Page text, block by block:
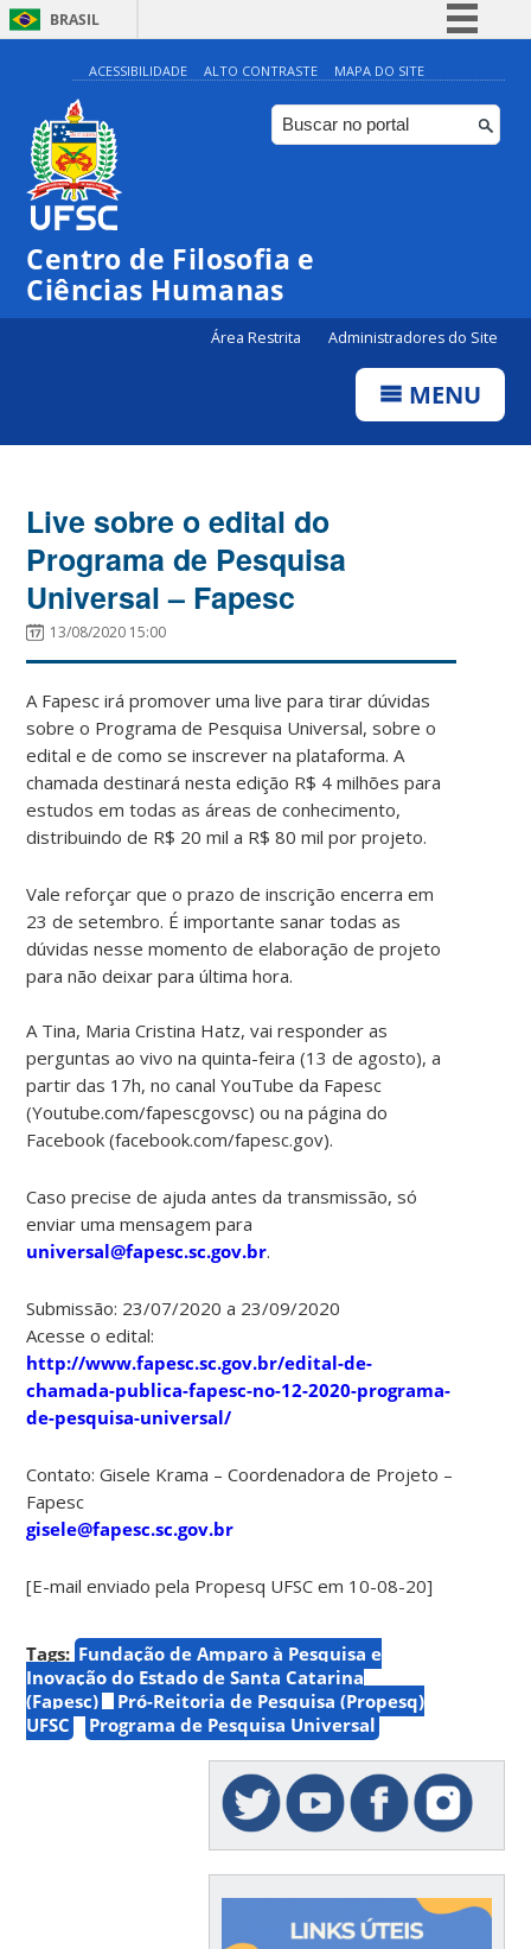
BRASIL
Simplifique!
Comunica BR
Participe
ACESSIBILIDADE ALTO CONTRASTE MAPA DO SITE
Centro de Filosofia e
Ciências Humanas
Área Restrita Administradores do Site
MENU
Live sobre o edital do
Programa de Pesquisa
Universal – Fapesc
13/08/2020 15:00
A Fapesc irá promover uma live para tirar dúvidas
sobre o Programa de Pesquisa Universal, sobre o
edital e de como se inscrever na plataforma. A
chamada destinará nesta edição R$ 4 milhões para
estudos em todas as áreas de conhecimento,
distribuindo de R$ 20 mil a R$ 80 mil por projeto.
Vale reforçar que o prazo de inscrição encerra em
23 de setembro. É importante sanar todas as
dúvidas nesse momento de elaboração de projeto
para não deixar para última hora.
A Tina, Maria Cristina Hatz, vai responder as
perguntas ao vivo na quinta-feira (13 de agosto), a
partir das 17h, no canal YouTube da Fapesc
(Youtube.com/fapescgovsc) ou na página do
Facebook (facebook.com/fapesc.gov).
Caso precise de ajuda antes da transmissão, só
enviar uma mensagem para
universal@fapesc.sc.gov.br.
Submissão: 23/07/2020 a 23/09/2020
Acesse o edital:
http://www.fapesc.sc.gov.br/edital-de-
chamada-publica-fapesc-no-12-2020-programa-
de-pesquisa-universal/
Contato: Gisele Krama – Coordenadora de Projeto –
Fapesc
gisele@fapesc.sc.gov.br
[E-mail enviado pela Propesq UFSC em 10-08-20]
Tags: Fundação de Amparo à Pesquisa e
Inovação do Estado de Santa Catarina
(Fapesc)
Pró-Reitoria de Pesquisa (Propesq)
UFSC
Programa de Pesquisa Universal